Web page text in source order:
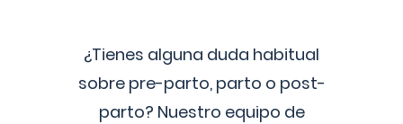
¿Tienes alguna duda habitual
sobre pre-parto, parto o post-
parto? Nuestro equipo de